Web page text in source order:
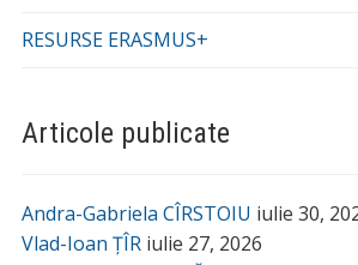
RESURSE ERASMUS+
Articole publicate
Andra-Gabriela CÎRSTOIU iulie 30,
Vlad-Ioan ȚÎR iulie 27, 2026